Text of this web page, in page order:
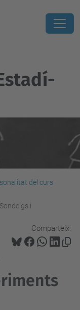
del curs
i
Comparteix: